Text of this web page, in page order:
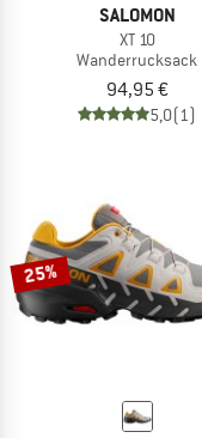
SALOMON
XT 10
Wanderrucksack
94,95 €
5,0(1)
25%